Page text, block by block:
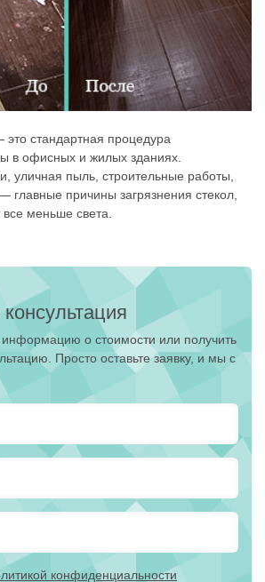
стандартная процедура
в офисных и жилых зданиях.
уличная пыль, строительные работы,
главные причины загрязнения стекол,
меньше света.
о стоимости или получить
Просто оставьте заявку, и мы с
конфиденциальности